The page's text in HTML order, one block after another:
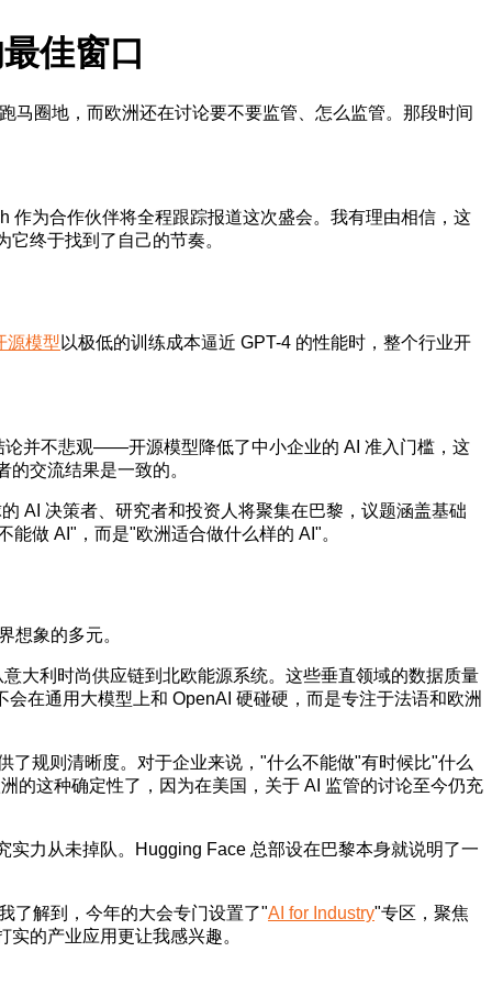
佳窗口
马圈地，而欧洲还在讨论要不要监管、怎么监管。那段时间
作为合作伙伴将全程跟踪报道这次盛会。我有理由相信，这
终于找到了自己的节奏。
源模型 以极低的训练成本逼近 GPT-4 的性能时，整个行业开
论并不悲观——开源模型降低了中小企业的 AI 准入门槛，这
交流结果是一致的。
AI 决策者、研究者和投资人将聚集在巴黎，议题涵盖基础
做 AI"，而是"欧洲适合做什么样的 AI"。
想象的多元。
大利时尚供应链到北欧能源系统。这些垂直领域的数据质量
在通用大模型上和 OpenAI 硬碰硬，而是专注于法语和欧洲
了规则清晰度。对于企业来说，"什么不能做"有时候比"什么
这种确定性了，因为在美国，关于 AI 监管的讨论至今仍充
力从未掉队。Hugging Face 总部设在巴黎本身就说明了一
了解到，今年的大会专门设置了"AI for Industry"专区，聚焦
的产业应用更让我感兴趣。